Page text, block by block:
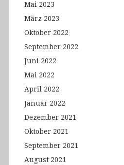
Mai 2023
März 2023
Oktober 2022
September 2022
Juni 2022
Mai 2022
April 2022
Januar 2022
Dezember 2021
Oktober 2021
September 2021
August 2021